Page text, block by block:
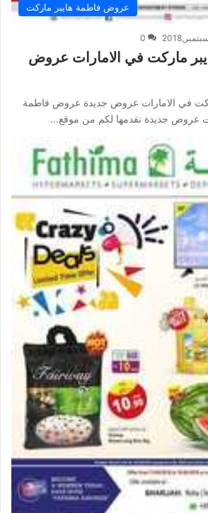
عروض فاطمة هايبر ماركت
0
ماركت في الامارات عروض
في الامارات عروض جديدة عروض فاطمة
عروض جديدة نقدمها لكم من موقع…